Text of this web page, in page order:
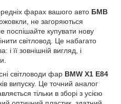
фарах вашого авто БМВ
не загоряються
поспішайте купувати нову
світловод. Це набагато
її зовнішній вигляд, і
світловоди фар BMW X1 E84
випуску. Це точний аналог
тільки в зборі з усією